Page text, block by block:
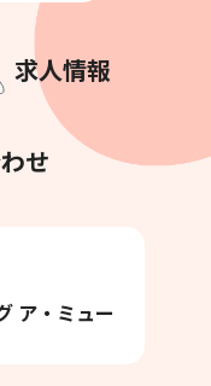
求人情報
せ
ア・ミュー